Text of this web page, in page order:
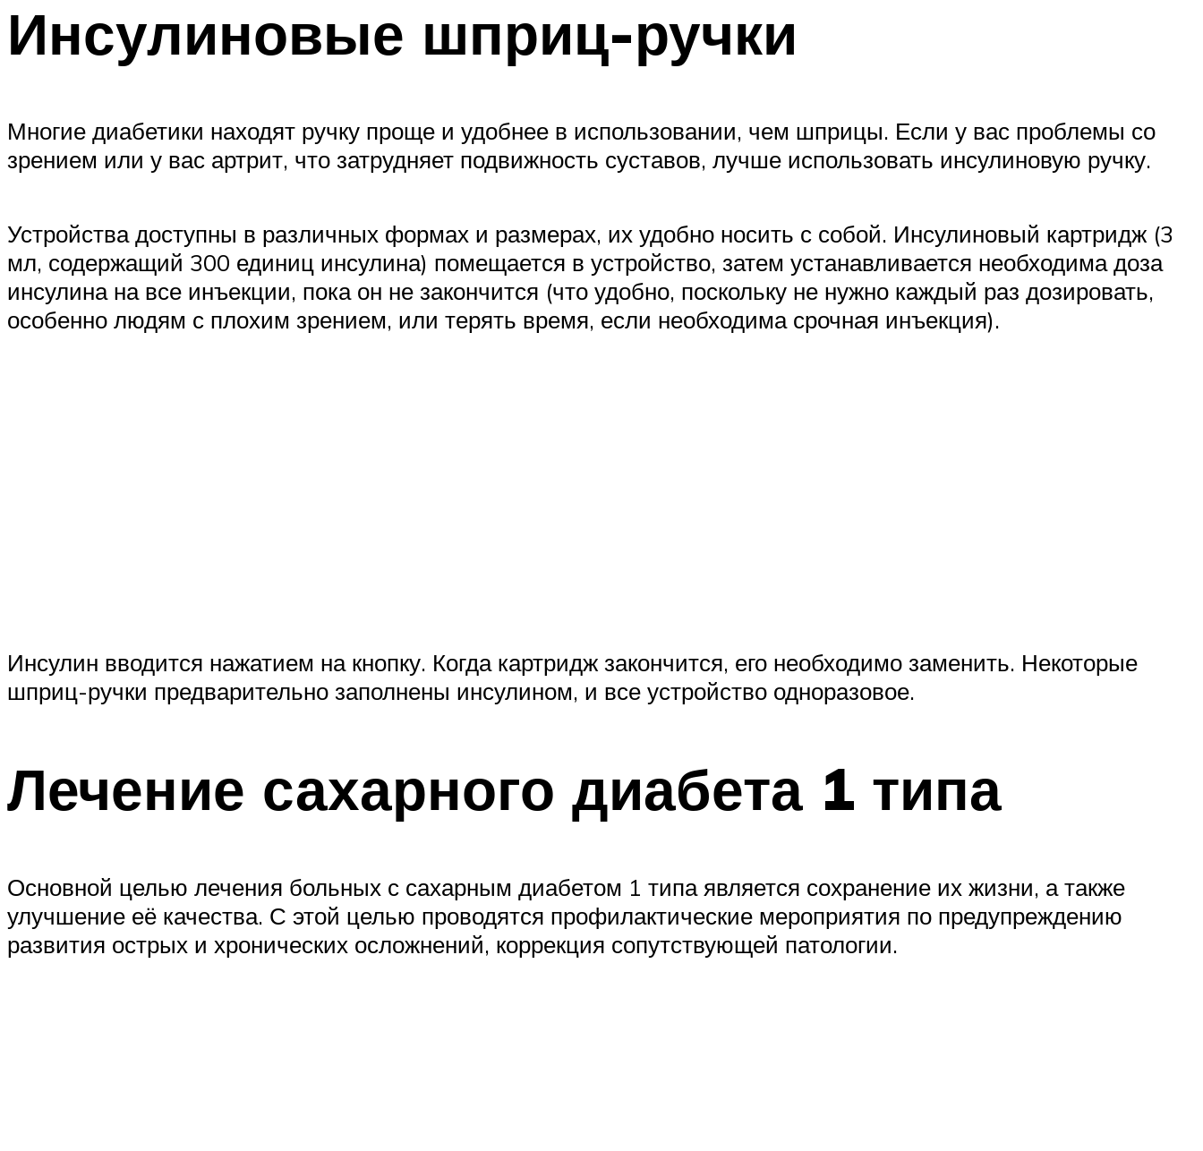
Инсулиновые шприц-ручки
Многие диабетики находят ручку проще и удобнее в использовании, чем шприцы. Если у вас проблемы со
зрением или у вас артрит, что затрудняет подвижность суставов, лучше использовать инсулиновую ручку.
Устройства доступны в различных формах и размерах, их удобно носить с собой. Инсулиновый картридж (3
мл, содержащий 300 единиц инсулина) помещается в устройство, затем устанавливается необходима доза
инсулина на все инъекции, пока он не закончится (что удобно, поскольку не нужно каждый раз дозировать,
особенно людям с плохим зрением, или терять время, если необходима срочная инъекция).
Инсулин вводится нажатием на кнопку. Когда картридж закончится, его необходимо заменить. Некоторые
шприц-ручки предварительно заполнены инсулином, и все устройство одноразовое.
Лечение сахарного диабета 1 типа
Основной целью лечения больных с сахарным диабетом 1 типа является сохранение их жизни, а также
улучшение её качества. С этой целью проводятся профилактические мероприятия по предупреждению
развития острых и хронических осложнений, коррекция сопутствующей патологии.